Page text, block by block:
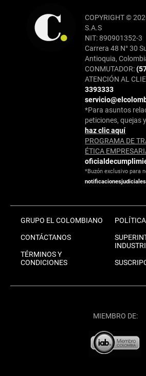
COPYRIGHT ©
S.A.S
NIT: 890901352-3
Carrera 48 N° 30
Antioquia,
CONMUTADOR:
ATENCIÓN AL
3393333
*Para asuntos
peticiones, quejas
haz clic aquí
PROGRAMA DE
ÉTICA
*Buzón exclusivo para
GRUPO EL COLOMBIANO
CONTÁCTANOS
TÉRMINOS Y
CONDICIONES
MIEMBRO DE: